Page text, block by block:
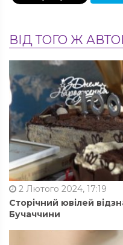
ВІД ТОГО Ж
2 Лютого 2024, 17:19
Сторічний ювілей
Бучаччини